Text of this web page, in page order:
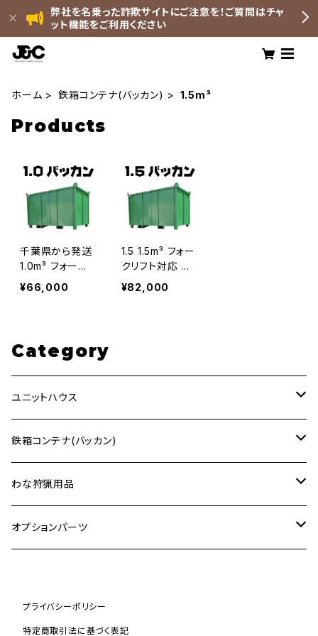
弊社を名乗った詐欺サイトにご注意を！ご質問はチャ
ット機能をご利用ください
ホーム 鉄箱コンテナ(バッカン) 1.5m³
Products
千葉県から発送
1.0m³ フォーク
リフト対応 バッ
カン 産廃ボック
ンテナ 外寸約
mm
¥66,000
1.5 1.5m³ フォー
クリフト対応 バ
ッカン 産廃ボッ
クス 水抜け穴あ
¥82,000
Category
ユニットハウス
2.48ｍ×4ｍ (ホワイト)
2.48ｍ×4ｍ (ブラック)
2.48ｍ×4ｍ (迷彩)
3ｍ×6ｍ (ブラック)
鉄箱コンテナ(バッカン)
1.5m³
1.0m³
わな狩猟用品
箱わな
Mサイズ
オプションパーツ
プライバシーポリシー
特定商取引法に基づく表記